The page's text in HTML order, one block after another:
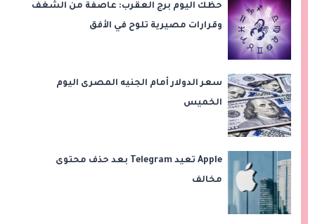
حظك اليوم برج العقرب: عاصفة من الشغف
وقرارات مصيرية تلوح في الأفق
سعر الدولار أمام الجنيه المصرى اليوم
الخميس
Apple تعيد Telegram بعد حذف محتوى
مخالف